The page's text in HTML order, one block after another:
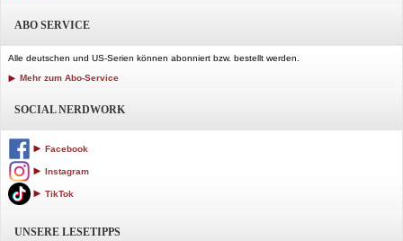
ABO SERVICE
Alle deutschen und US-Serien können abonniert bzw. bestellt werden.
Mehr zum Abo-Service
SOCIAL NERDWORK
Facebook
Instagram
TikTok
UNSERE LESETIPPS